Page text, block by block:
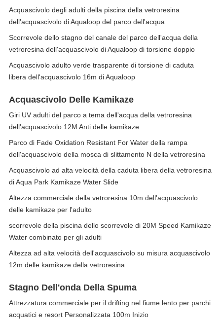
Acquascivolo degli adulti della piscina della vetroresina
dell'acquascivolo di Aqualoop del parco dell'acqua
Scorrevole dello stagno del canale del parco dell'acqua della
vetroresina dell'acquascivolo di Aqualoop di torsione doppio
Acquascivolo adulto verde trasparente di torsione di caduta
libera dell'acquascivolo 16m di Aqualoop
Acquascivolo Delle Kamikaze
Giri UV adulti del parco a tema dell'acqua della vetroresina
dell'acquascivolo 12M Anti delle kamikaze
Parco di Fade Oxidation Resistant For Water della rampa
dell'acquascivolo della mosca di slittamento N della vetroresina
Acquascivolo ad alta velocità della caduta libera della vetroresina
di Aqua Park Kamikaze Water Slide
Altezza commerciale della vetroresina 10m dell'acquascivolo
delle kamikaze per l'adulto
scorrevole della piscina dello scorrevole di 20M Speed Kamikaze
Water combinato per gli adulti
Altezza ad alta velocità dell'acquascivolo su misura acquascivolo
12m delle kamikaze della vetroresina
Stagno Dell'onda Della Spuma
Attrezzatura commerciale per il drifting nel fiume lento per parchi
acquatici e resort Personalizzata 100m Inizio